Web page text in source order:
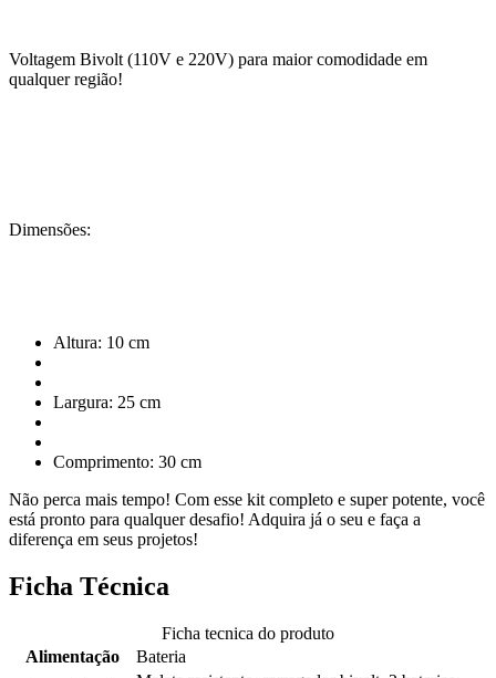
Voltagem Bivolt (110V e 220V) para maior comodidade em
qualquer região!
Dimensões:
Altura: 10 cm
Largura: 25 cm
Comprimento: 30 cm
Não perca mais tempo! Com esse kit completo e super potente, você
está pronto para qualquer desafio! Adquira já o seu e faça a
diferença em seus projetos!
Ficha Técnica
Ficha tecnica do produto
Alimentação
Bateria